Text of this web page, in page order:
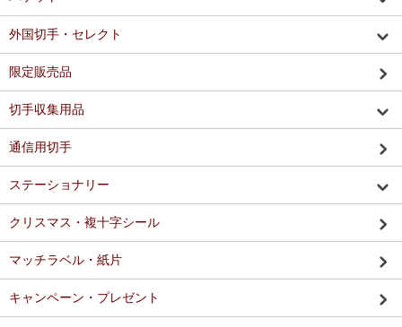
外国切手・セレクト
限定販売品
切手収集用品
通信用切手
ステーショナリー
クリスマス・複十字シール
マッチラベル・紙片
キャンペーン・プレゼント